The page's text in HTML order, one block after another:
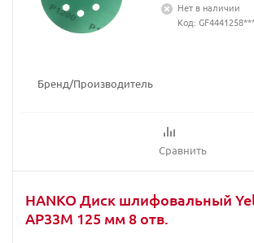
Бренд/Производитель
Сравнить
Нет в наличии
Код:
HANKO Диск шлифовальный
AP33M 125 мм 8 отв.